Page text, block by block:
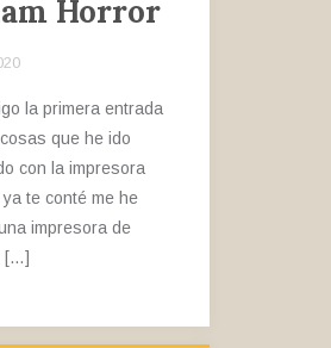
Horror
la primera entrada
que he ido
con la impresora
te conté me he
impresora de
[…]